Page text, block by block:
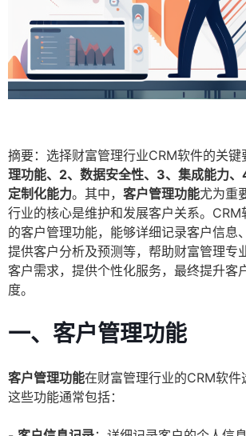
摘要：选择财富管理行业CRM软件的关键
理功能、2、数据安全性、3、集成能力、
定制化能力。其中， 客户管理功能尤为重
行业的核心是维护和发展客户关系。CRM
的客户管理功能，能够详细记录客户信息
提供客户分析及预测等，帮助财富管理专
客户需求，提供个性化服务，最终提升客
度。
一、客户管理功能
客户管理功能在财富管理行业的CRM软件
这些功能通常包括：